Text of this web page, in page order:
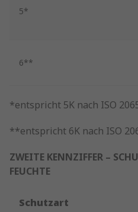
5*
6**
*entspricht 5K nach ISO
**entspricht 6K nach ISO
ZWEITE KENNZIFFER –
FEUCHTE
Schutzart